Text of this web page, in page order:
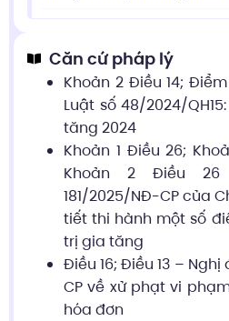
Căn cứ pháp lý
Khoản 2 Điều 14;
Luật số 48/2024/
tăng 2024
Khoản 1 Điều 26;
Khoản 2 Điều
181/2025/NĐ-CP của
tiết thi hành một số
trị gia tăng
Điều 16; Điều 13 –
CP về xử phạt vi
hóa đơn